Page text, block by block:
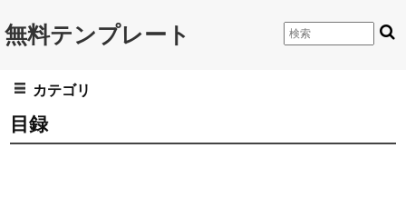
無料テンプレート
カテゴリ
目録